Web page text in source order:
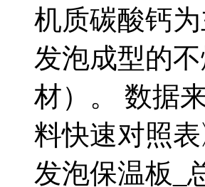
机质碳酸钙
发泡成型的
材）。 数据
料快速对照
发泡保温板_